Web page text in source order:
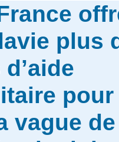
plus
pour
vague de